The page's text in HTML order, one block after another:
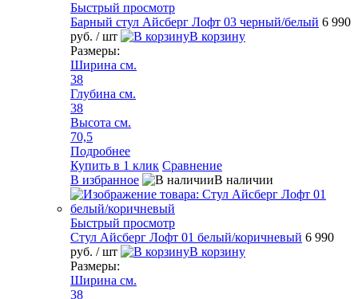
Быстрый просмотр
Барный стул Айсберг Лофт 03 черный/белый 6 990
руб. / шт
В корзину
Размеры:
Ширина см.
38
Глубина см.
38
Высота см.
70,5
Подробнее
Купить в 1 клик Сравнение
В избранное
В наличии
Быстрый просмотр
Стул Айсберг Лофт 01 белый/коричневый 6 990
руб. / шт
В корзину
Размеры:
Ширина см.
38